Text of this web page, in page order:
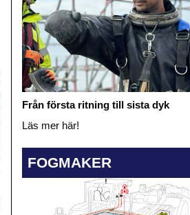
Från första ritning till sista dyk
Läs mer här!
FOGMAKER